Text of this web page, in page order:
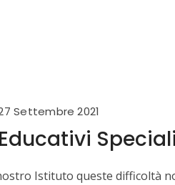
Settembre 2021
Istituto queste difficoltà